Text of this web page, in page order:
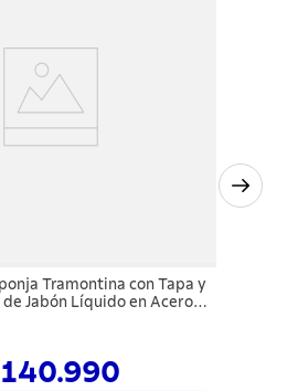
Tramontina con Tapa y
Jabón Líquido en Acero